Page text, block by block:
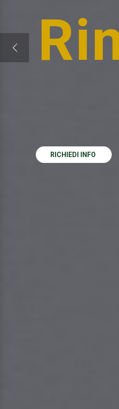
RICHIEDI INFO